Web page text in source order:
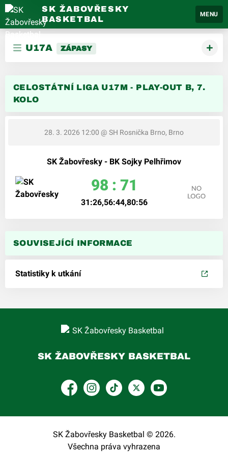
SK ŽABOVŘESKY
BASKETBAL
MENU
U17A ZÁPASY
CELOSTÁTNÍ LIGA U17M - PLAY-OUT B, 7.
KOLO
28. 3. 2026 12:00 @ SH Rosnička Brno, Brno
SK Žabovřesky - BK Sojky Pelhřimov
98 : 71
31:26,56:44,80:56
SOUVISEJÍCÍ INFORMACE
Statistiky k utkání
SK ŽABOVŘESKY BASKETBAL
FacebookInstagram
TikTokPlatform X
YouTube
SK Žabovřesky Basketbal © 2026.
Všechna práva vyhrazena